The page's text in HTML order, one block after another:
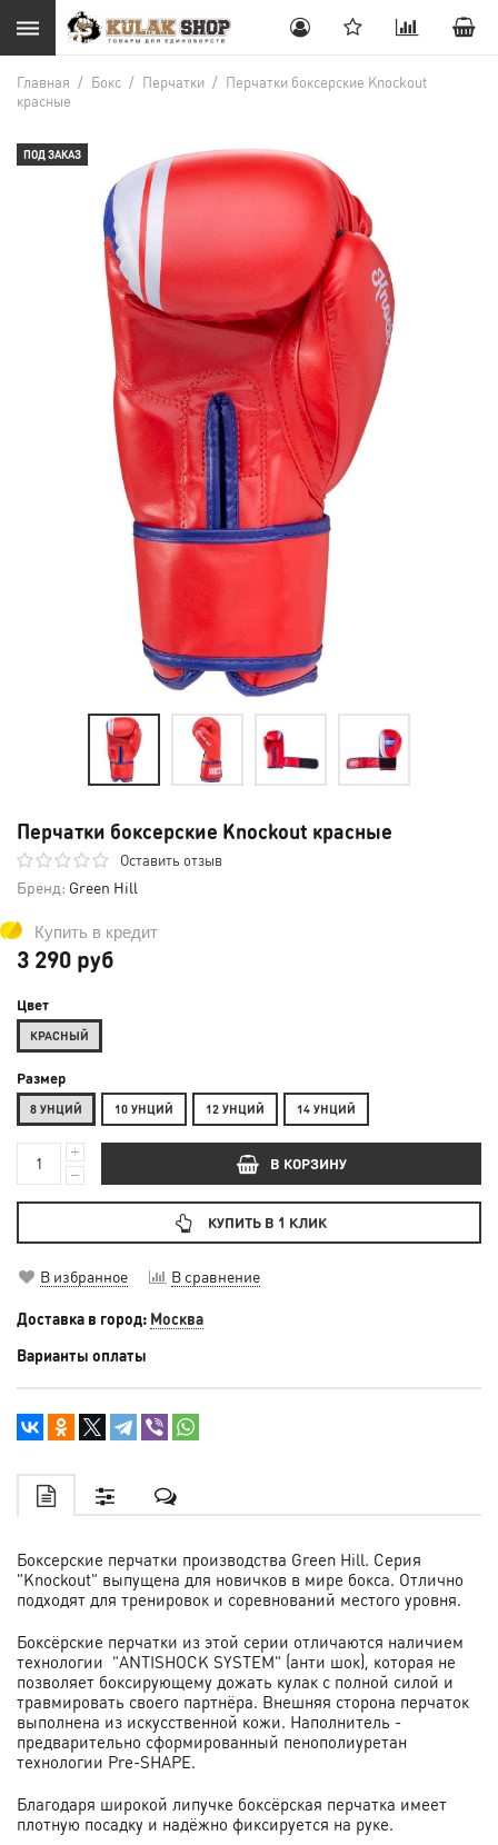
Главная / Бокс / Перчатки / Перчатки боксерские Knockout
красные
ПОД ЗАКАЗ
Перчатки боксерские Knockout красные
Оставить отзыв
Бренд: Green Hill
Купить в кредит
3 290 руб
Цвет
КРАСНЫЙ
Размер
8 УНЦИЙ 10 УНЦИЙ 12 УНЦИЙ 14 УНЦИЙ
В КОРЗИНУ
КУПИТЬ В 1 КЛИК
В избранное В сравнение
Доставка в город: Москва
Варианты оплаты
Боксерские перчатки производства Green Hill. Серия
"Knockout" выпущена для новичков в мире бокса. Отлично
подходят для тренировок и соревнований местого уровня.
Боксёрские перчатки из этой серии отличаются наличием
технологии "ANTISHOCK SYSTEM" (анти шок), которая не
позволяет боксирующему дожать кулак с полной силой и
травмировать своего партнёра. Внешняя сторона перчаток
выполнена из искусственной кожи. Наполнитель -
предварительно сформированный пенополиуретан
технологии Pre-SHAPE.
Благодаря широкой липучке боксёрская перчатка имеет
плотную посадку и надёжно фиксируется на руке.